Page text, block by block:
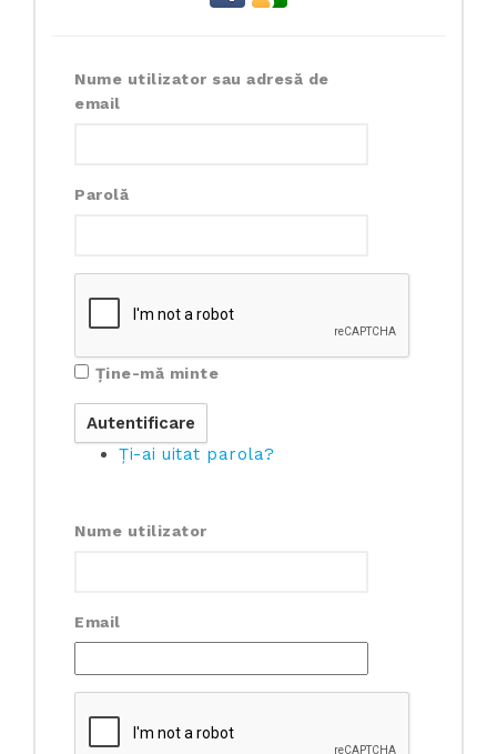
Nume utilizator sau adresă de
email
Parolă
Ține-mă minte
Ți-ai uitat parola?
Nume utilizator
Email